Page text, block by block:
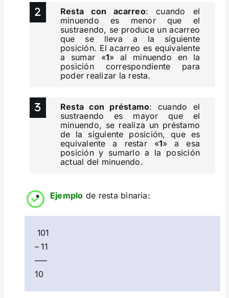
Resta con acarreo: cuando el
minuendo es menor que el
sustraendo, se produce un acarreo
que se lleva a la siguiente
posición. El acarreo es equivalente
a sumar «1» al minuendo en la
posición correspondiente para
poder realizar la resta.
Resta con préstamo: cuando el
sustraendo es mayor que el
minuendo, se realiza un préstamo
de la siguiente posición, que es
equivalente a restar «1» a esa
posición y sumarlo a la posición
actual del minuendo.
Ejemplo de resta binaria:
101
– 11
—–
10